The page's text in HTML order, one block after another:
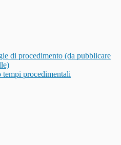
di procedimento (da pubblicare
procedimentali